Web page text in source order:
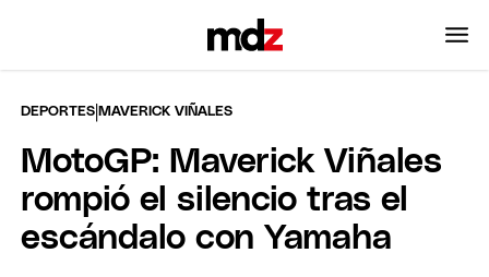
DEPORTES |MAVERICK VIÑALES
MotoGP: Maverick Viñales
rompió el silencio tras el
escándalo con Yamaha